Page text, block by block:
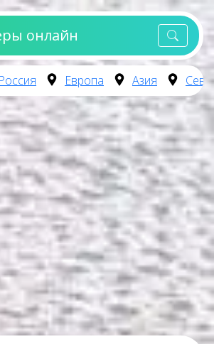
онлайн
Россия Европа Азия